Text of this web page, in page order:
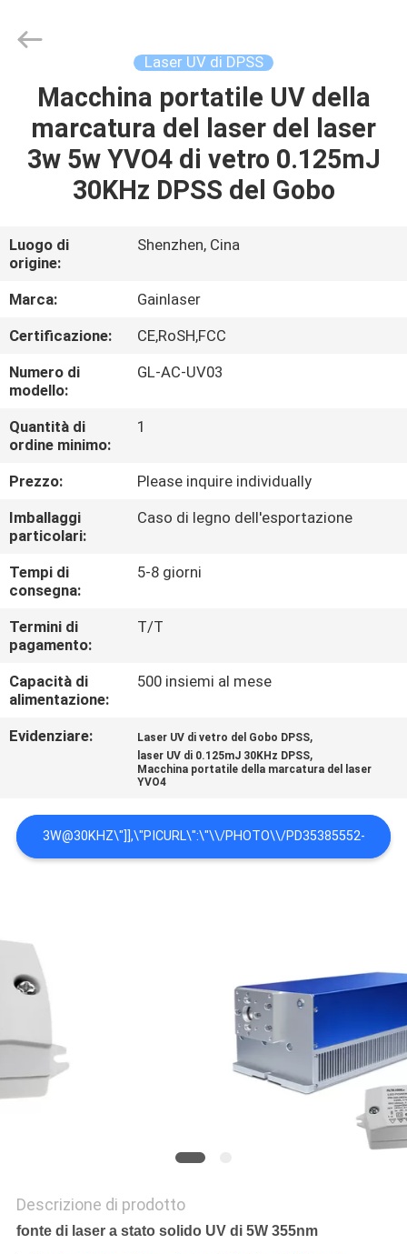
CASA
PRODOTTI
NOI
GIRO
DELLA
FABBRICA
CONTROLLO
DI
QUALITÀ
CONTATTICI
RICHIEDA
UNA
CITAZIONE
DEL
PRIVACY
POLICY
Gainlaser
Laser
Laser UV di DPSS
Macchina portatile UV della
marcatura del laser del laser
3w 5w YVO4 di vetro 0.125mJ
30KHz DPSS del Gobo
Luogo di
origine:
Shenzhen, Cina
Marca:
Gainlaser
Certificazione:
CE,RoSH,FCC
Numero di
modello:
GL-AC-UV03
Quantità di
ordine minimo:
1
Prezzo:
Please inquire individually
Imballaggi
particolari:
Caso di legno dell'esportazione
Tempi di
consegna:
5-8 giorni
Termini di
pagamento:
T/T
Capacità di
alimentazione:
500 insiemi al mese
Evidenziare: Laser UV di vetro del Gobo DPSS,
laser UV di 0.125mJ 30KHz DPSS,
Macchina portatile della marcatura del laser
YVO4
3W@30KHZ\"]],\"PICURL\":\"\\/PHOTO\\/PD35385552-
MARCATURA DEL LASER DEL LASER 3W 5W YVO4 DI VETRO
0.125MJ 30KHZ DPSS DEL GOBO PER
NOI\",\"USERNAME\":\"ADMIN\"}","","",1);'>MIGLIOR PREZZO
Descrizione di prodotto
fonte di laser a stato solido UV di 5W 355nm